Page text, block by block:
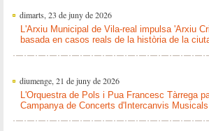
dimarts, 23 de juny de 2026
L'Arxiu Municipal de Vila-real impulsa 'Arxiu
basada en casos reals de la història de la
diumenge, 21 de juny de 2026
L'Orquestra de Pols i Pua Francesc Tàrrega
Campanya de Concerts d'Intercanvis Musicals